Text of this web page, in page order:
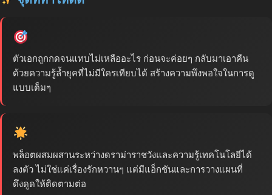
ตัวเอกถูกกดจนแทบไม่เหลืออะไร ก่อนจะค่อยๆ กลับมาเอาคืน
ด้วยความรู้ล้ำยุคที่ไม่มีใครเทียบได้ สร้างความพึงพอใจในการดู
แบบเต็มๆ
พล็อตผสมผสานระหว่างดราม่าราชวังและความรู้เทคโนโลยีได้
ลงตัว ไม่ใช่แค่เรื่องรักหวานๆ แต่มีแอ็กชันและการวางแผนที่
ดึงดูดให้ติดตามต่อ